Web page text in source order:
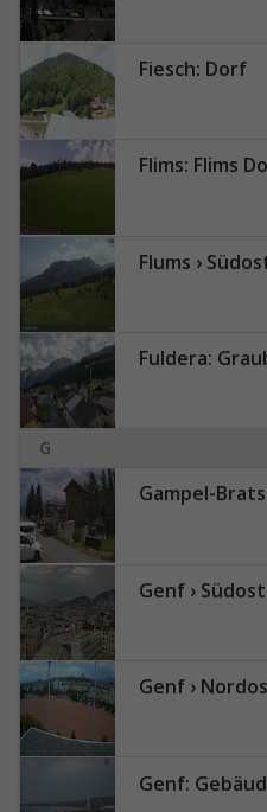
Fiesch: Dorf
Flims: Flims
Flums ›
Fuldera:
G
Gampel-Bratsch ›
Genf ›
Genf › Nordosten: Genève
Genf: